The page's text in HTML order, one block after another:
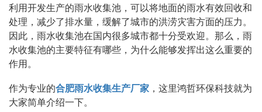
利用开发生产的雨水收集池，可以将地面的雨水有效回收和
处理，减少了排水量，缓解了城市的洪涝灾害方面的压力。
因此，雨水收集池在国内很多城市都十分受欢迎。那么，雨
水收集池的主要特征有哪些，为什么能够发挥出这么重要的
作用。
作为专业的合肥雨水收集生产厂家 ，这里鸿哲环保科技就为
大家简单介绍一下。